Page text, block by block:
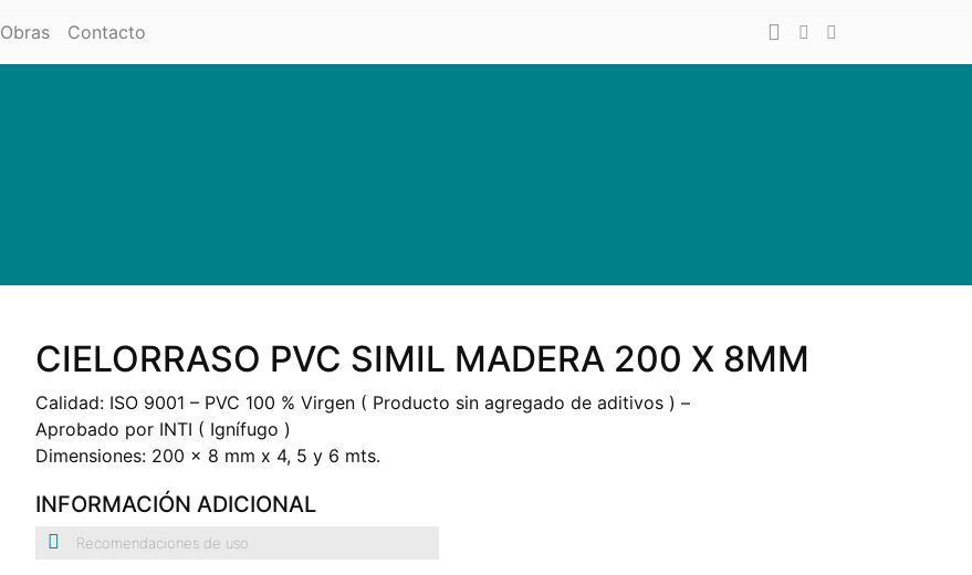
Obras Contacto
CIELORRASO PVC SIMIL MADERA 200 X 8MM
Calidad: ISO 9001 – PVC 100 % Virgen ( Producto sin agregado de aditivos ) –
Aprobado por INTI ( Ignífugo )
Dimensiones: 200 x 8 mm x 4, 5 y 6 mts.
INFORMACIÓN ADICIONAL
Recomendaciones de uso